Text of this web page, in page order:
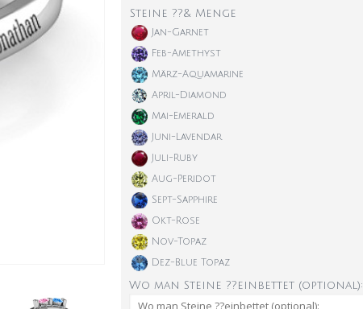
Steine ??& Menge
Jan-Garnet
Feb-Amethyst
März-Aquamarine
April-Diamond
Mai-Emerald
Juni-Lavendar
Juli-Ruby
Aug-Peridot
Sept-Sapphire
Okt-Rose
Nov-Topaz
Dez-Blue Topaz
Wo man Steine ??einbettet (optional):